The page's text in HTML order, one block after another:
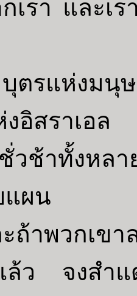
เรา และเ
บุตรแห่งมนุ
งอิสราเอ
ชั่วช้าทั้งหล
แผน
าพวกเขา
ล้ว จงสำแ